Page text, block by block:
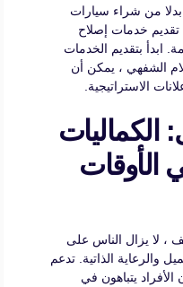
بدلا من شراء سيارات
تقديم خدمات إصلاح
ابدأ بتقديم الخدمات
الشفهي ، يمكن أن
الاستراتيجية.
الكماليات
الأوقات
، لا يزال الناس على
والرعاية الذاتية. تدعم
يتباهون في